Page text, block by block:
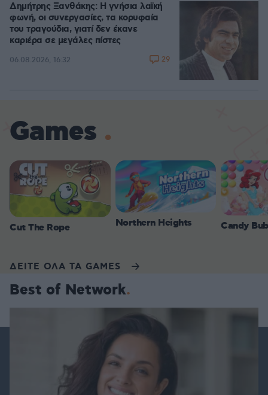
Δημήτρης Ξανθάκης: Η γνήσια λαϊκή
φωνή, οι συνεργασίες, τα κορυφαία
του τραγούδια, γιατί δεν έκανε
καριέρα σε μεγάλες πίστες
06.08.2026, 16:32 29
Games
Cut The Rope Northern Heights Candy
ΔΕΙΤΕ ΟΛΑ ΤΑ GAMES
Best of Network